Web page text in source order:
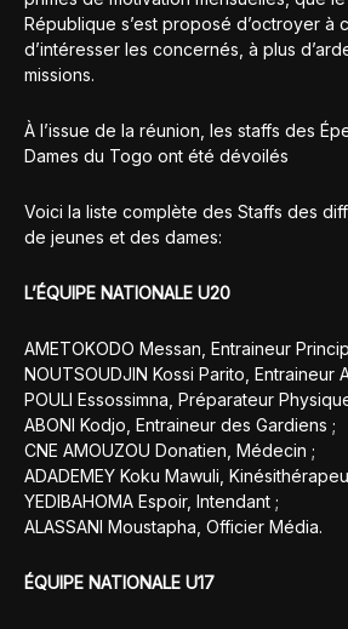
République s’est proposé d’octroyer à
d’intéresser les concernés, à plus
missions.
À l’issue de la réunion, les staffs des
Dames du Togo ont été dévoilés
Voici la liste complète des Staffs des
de jeunes et des dames:
L’ÉQUIPE NATIONALE U20
AMETOKODO Messan, Entraineur
NOUTSOUDJIN Kossi Parito, Entraineur
POULI Essossimna, Préparateur
ABONI Kodjo, Entraineur des Gardiens ;
CNE AMOUZOU Donatien, Médecin ;
ADADEMEY Koku Mawuli,
YEDIBAHOMA Espoir, Intendant ;
ALASSANI Moustapha, Officier Média.
ÉQUIPE NATIONALE U17